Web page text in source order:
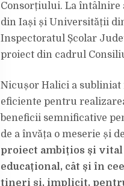
Consorțiului. La întâlnire
din Iași și Universității
Inspectoratul Școlar
proiect din cadrul
Nicușor Halici a
eficiente pentru
beneficii semnificative
de a învăța o meserie și
proiect ambițios și vital
educațional, cât și în
tineri și, implicit,